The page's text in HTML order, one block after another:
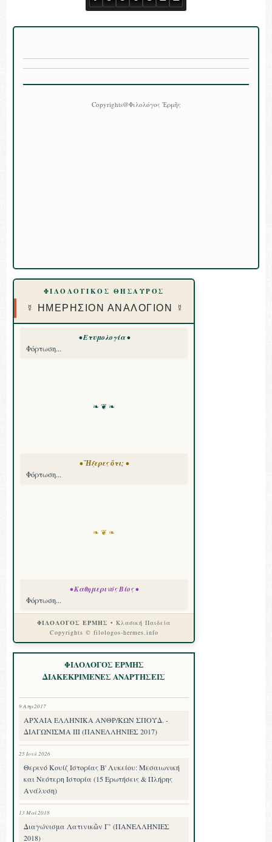
Copyrights@Φιλολόγος Ἑρμῆς
ΦΙΛΟΛΟΓΙΚΟΣ ΘΗΣΑΥΡΟΣ
☿ ΗΜΕΡΗΣΙΟΝ ΑΝΑΛΟΓΙΟΝ ☿
• Ετυμολογία •
Φόρτωση...
❧ ❦ ❧
• Ἤξερες ὅτι; •
Φόρτωση...
❧ ❦ ❧
• Καθημερινός Βίος •
Φόρτωση...
ΦΙΛΟΛΟΓΟΣ ΕΡΜΗΣ • Κλασική Παιδεία
Copyrights © filologos-hermes.info
ΦΙΛΟΛΟΓΟΣ ΕΡΜΗΣ
ΔΙΑΚΕΚΡΙΜΕΝΕΣ ΑΝΑΡΤΗΣΕΙΣ
9 Απρ 2017
ΑΡΧΑΙΑ ΕΛΛΗΝΙΚΑ ΑΝΘΡ/ΚΩΝ ΣΠΟΥΔ. -
ΔΙΑΓΩΝΙΣΜΑ III (ΠΑΝΕΛΛΗΝΙΕΣ 2017)
25 Ιουλ 2026
Θερινό Κουίζ Ιστορίας Β' Λυκείου: Μεσαιωνική
και Νεότερη Ιστορία (15 Ερωτήσεις & Πλήρης
Ανάλυση)
13 Μαΐ 2018
Διαγώνισμα Λατινικῶν Γ’ (ΠΑΝΕΛΛΗΝΙΕΣ
2018)